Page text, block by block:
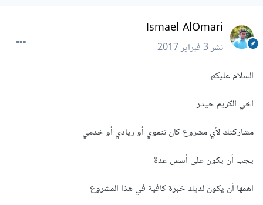
Ismael AlOmari
نشر3 فبراير 2017
السلام عليكم
اخي الكريم حيدر
مشاركتك لأي مشروع كان تنموي أو ريادي أو خدمي
يجب أن يكون على أسس عدة
اهمها أن يكون لديك خبرة كافية في هذا المشروع